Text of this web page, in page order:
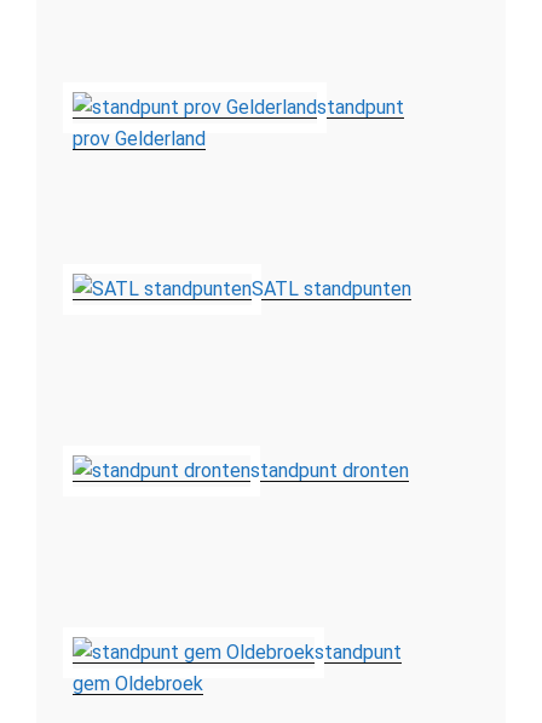
standpunt
prov Gelderland
SATL standpunten
standpunt dronten
standpunt
gem Oldebroek